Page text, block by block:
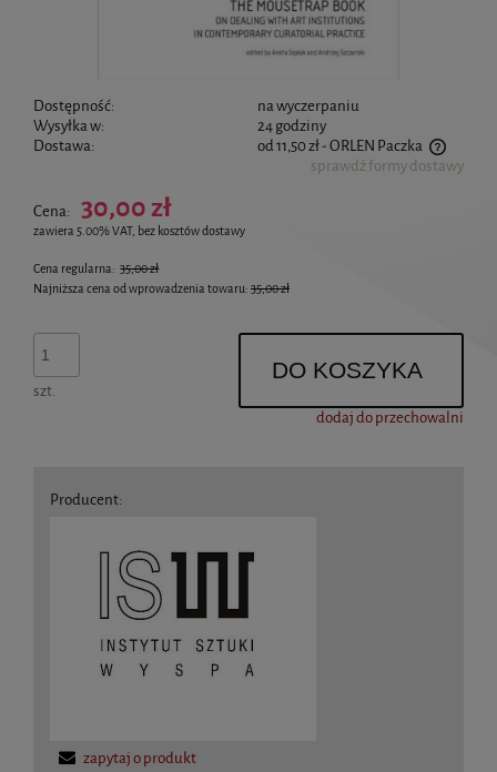
Dostępność:
na wyczerpaniu
Wysyłka w:
24 godziny
Dostawa:
od 11,50 zł- ORLEN Paczka
Cena nie zawiera ewentualnych kosztów płatnościsprawdź formy dostawy
Cena: 30,00 zł
zawiera 5.00% VAT, bez kosztów dostawy
Cena regularna: 35,00 zł
Najniższa cena od wprowadzenia towaru: 35,00 zł
szt.
DO KOSZYKA
dodaj do przechowalni
Producent:
zapytaj o produkt